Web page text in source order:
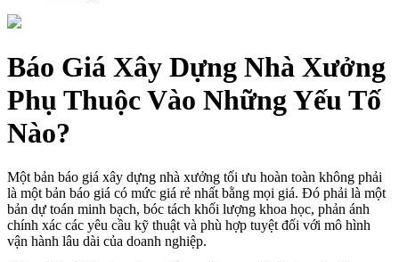
Báo Giá Xây Dựng Nhà Xưởng
Phụ Thuộc Vào Những Yếu Tố
Nào?
Một bản báo giá xây dựng nhà xưởng tối ưu hoàn toàn không phải
là một bản báo giá có mức giá rẻ nhất bằng mọi giá. Đó phải là một
bản dự toán minh bạch, bóc tách khối lượng khoa học, phản ánh
chính xác các yêu cầu kỹ thuật và phù hợp tuyệt đối với mô hình
vận hành lâu dài của doanh nghiệp.